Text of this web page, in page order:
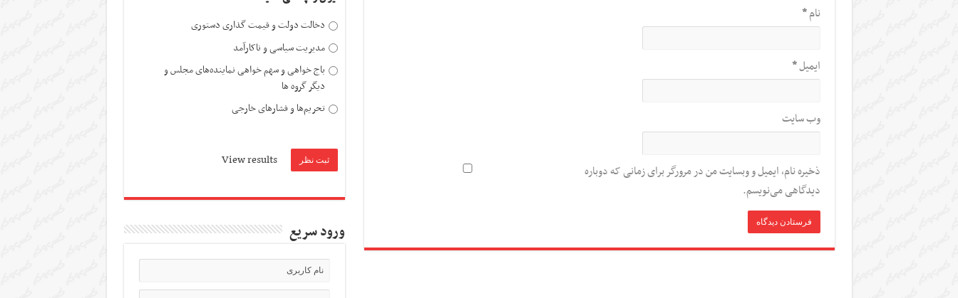
نام*
ایمیل*
وب‌ سایت
ذخیره نام، ایمیل و وبسایت من در مرورگر برای زمانی که دوباره
دیدگاهی می‌نویسم.
دخالت دولت و قیمت گذاری دستوری
مدیریت سیاسی و ناکارآمد
باج خواهی و سهم خواهی نماینده‌های مجلس و
دیگر گروه ها
تحریم‌ها و فشارهای خارجی
View results
ورود سریع